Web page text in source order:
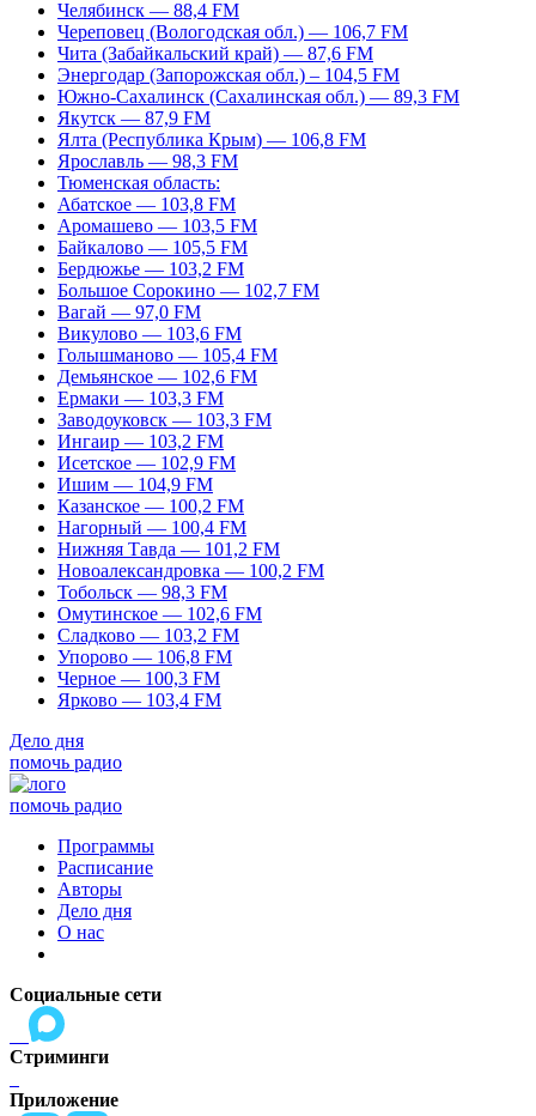
Челябинск — 88,4 FM
Череповец (Вологодская обл.) — 106,7 FM
Чита (Забайкальский край) — 87,6 FM
Энергодар (Запорожская обл.) – 104,5 FM
Южно-Сахалинск (Сахалинская обл.) — 89,3 FM
Якутск — 87,9 FM
Ялта (Республика Крым) — 106,8 FM
Ярославль — 98,3 FM
Тюменская область:
Абатское — 103,8 FM
Аромашево — 103,5 FM
Байкалово — 105,5 FM
Бердюжье — 103,2 FM
Большое Сорокино — 102,7 FM
Вагай — 97,0 FM
Викулово — 103,6 FM
Голышманово — 105,4 FM
Демьянское — 102,6 FM
Ермаки — 103,3 FM
Заводоуковск — 103,3 FM
Ингаир — 103,2 FM
Исетское — 102,9 FM
Ишим — 104,9 FM
Казанское — 100,2 FM
Нагорный — 100,4 FM
Нижняя Тавда — 101,2 FM
Новоалександровка — 100,2 FM
Тобольск — 98,3 FM
Омутинское — 102,6 FM
Сладково — 103,2 FM
Упорово — 106,8 FM
Черное — 100,3 FM
Ярково — 103,4 FM
Дело дня
помочь радио
помочь радио
Программы
Расписание
Авторы
Дело дня
О нас
Социальные сети
Стриминги
Приложение